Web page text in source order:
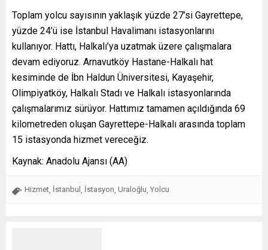
Toplam yolcu sayısının yaklaşık yüzde 27’si Gayrettepe,
yüzde 24’ü ise İstanbul Havalimanı istasyonlarını
kullanıyor. Hattı, Halkalı’ya uzatmak üzere çalışmalara
devam ediyoruz. Arnavutköy Hastane-Halkalı hat
kesiminde de İbn Haldun Üniversitesi, Kayaşehir,
Olimpiyatköy, Halkalı Stadı ve Halkalı istasyonlarında
çalışmalarımız sürüyor. Hattımız tamamen açıldığında 69
kilometreden oluşan Gayrettepe-Halkalı arasında toplam
15 istasyonda hizmet vereceğiz.
Kaynak: Anadolu Ajansı (AA)
Hizmet İstanbul İstasyon Uraloğlu Yolcu